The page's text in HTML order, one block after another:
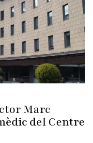
Marc
del Centre